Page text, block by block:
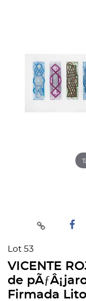
Lot 53
VICENTE
de
Firmada